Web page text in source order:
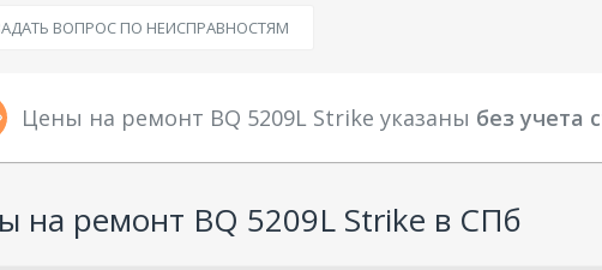
ВОПРОС ПО НЕИСПРАВНОСТЯМ
Цены на ремонт BQ 5209L Strike указаны без учета
на ремонт BQ 5209L Strike в СПб